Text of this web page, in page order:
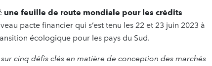
une feuille de route mondiale pour les crédits
pacte financier qui s’est tenu les 22 et 23 juin 2023 à
écologique pour les pays du Sud.
cinq défis clés en matière de conception des marchés